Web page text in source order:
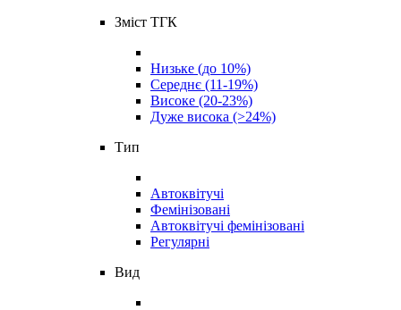
Зміст ТГК
Низьке (до 10%)
Середнє (11-19%)
Високе (20-23%)
Дуже висока (>24%)
Тип
Автоквітучі
Фемінізовані
Автоквітучі фемінізовані
Регулярні
Вид